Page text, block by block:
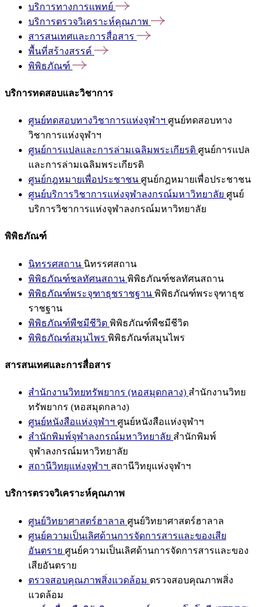
บริการทางการแพทย์
บริการตรวจวิเคราะห์คุณภาพ
สารสนเทศและการสื่อสาร
พื้นที่สร้างสรรค์
พิพิธภัณฑ์
บริการทดสอบและวิชาการ
ศูนย์ทดสอบทางวิชาการแห่งจุฬาฯ ศูนย์ทดสอบทาง
วิชาการแห่งจุฬาฯ
ศูนย์การแปลและการล่ามเฉลิมพระเกียรติ ศูนย์การแปล
และการล่ามเฉลิมพระเกียรติ
ศูนย์กฎหมายเพื่อประชาชน ศูนย์กฎหมายเพื่อประชาชน
ศูนย์บริการวิชาการแห่งจุฬาลงกรณ์มหาวิทยาลัย ศูนย์
บริการวิชาการแห่งจุฬาลงกรณ์มหาวิทยาลัย
พิพิธภัณฑ์
นิทรรศสถาน นิทรรศสถาน
พิพิธภัณฑ์ชลทัศนสถาน พิพิธภัณฑ์ชลทัศนสถาน
พิพิธภัณฑ์พระจุฑาธุชราชฐาน พิพิธภัณฑ์พระจุฑาธุช
ราชฐาน
พิพิธภัณฑ์พืชมีชีวิต พิพิธภัณฑ์พืชมีชีวิต
พิพิธภัณฑ์สมุนไพร พิพิธภัณฑ์สมุนไพร
สารสนเทศและการสื่อสาร
สำนักงานวิทยทรัพยากร (หอสมุดกลาง) สำนักงานวิทย
ทรัพยากร (หอสมุดกลาง)
ศูนย์หนังสือแห่งจุฬาฯ ศูนย์หนังสือแห่งจุฬาฯ
สำนักพิมพ์จุฬาลงกรณ์มหาวิทยาลัย สำนักพิมพ์
จุฬาลงกรณ์มหาวิทยาลัย
สถานีวิทยุแห่งจุฬาฯ สถานีวิทยุแห่งจุฬาฯ
บริการตรวจวิเคราะห์คุณภาพ
ศูนย์วิทยาศาสตร์ฮาลาล ศูนย์วิทยาศาสตร์ฮาลาล
ศูนย์ความเป็นเลิศด้านการจัดการสารและของเสีย
อันตราย ศูนย์ความเป็นเลิศด้านการจัดการสารและของ
เสียอันตราย
ตรวจสอบคุณภาพสิ่งแวดล้อม ตรวจสอบคุณภาพสิ่ง
แวดล้อม